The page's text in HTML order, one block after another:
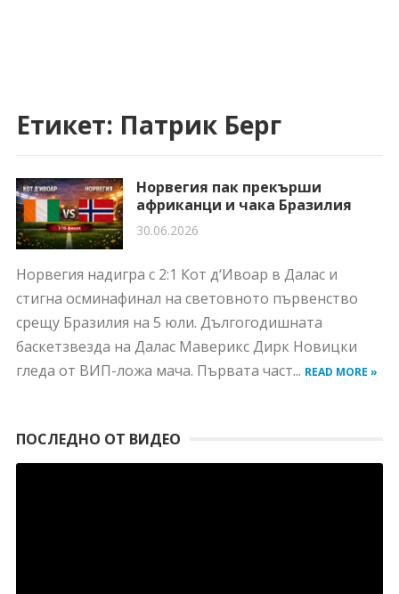
Етикет: Патрик Берг
Норвегия пак прекърши
африканци и чака Бразилия
30.06.2026
Норвегия надигра с 2:1 Кот д‘Ивоар в Далас и
стигна осминафинал на световното първенство
срещу Бразилия на 5 юли. Дългогодишната
баскетзвезда на Далас Маверикс Дирк Новицки
гледа от ВИП-ложа мача. Първата част... READ MORE »
ПОСЛЕДНО ОТ ВИДЕО